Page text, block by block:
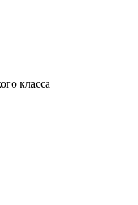
класса